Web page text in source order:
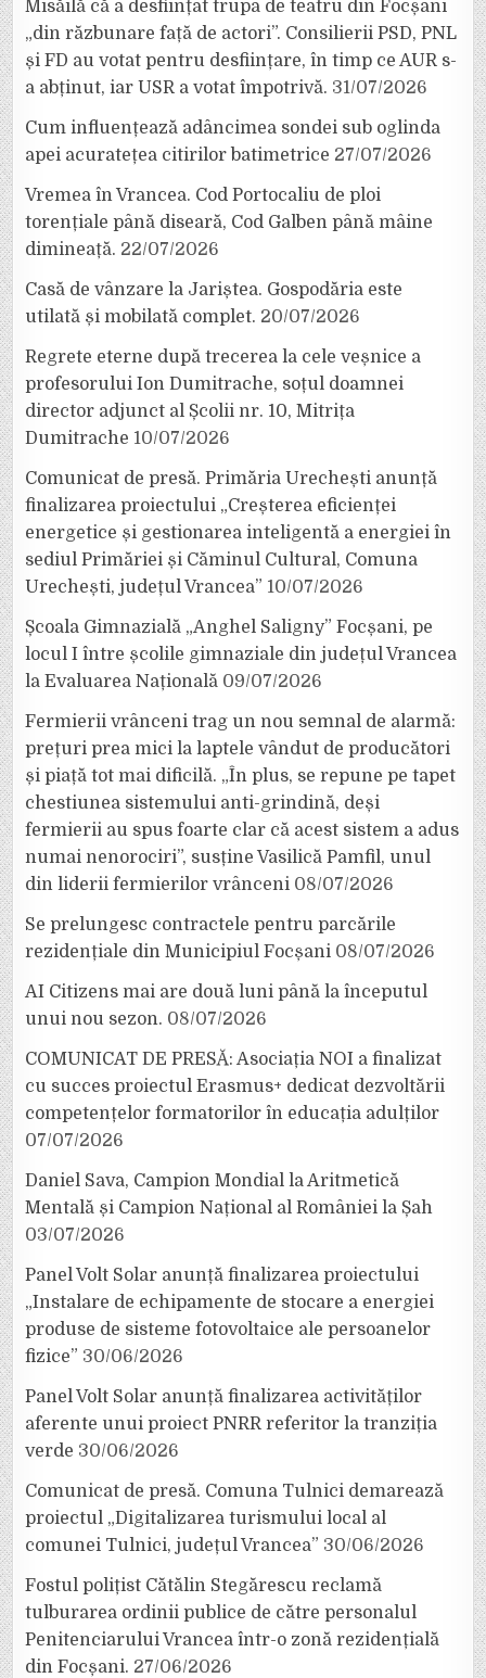
Misăilă că a desființat trupa de teatru din Focșani
„din răzbunare față de actori”. Consilierii PSD, PNL
și FD au votat pentru desființare, în timp ce AUR s-
a abținut, iar USR a votat împotrivă. 31/07/2026
Cum influențează adâncimea sondei sub oglinda
apei acuratețea citirilor batimetrice 27/07/2026
Vremea în Vrancea. Cod Portocaliu de ploi
torențiale până diseară, Cod Galben până mâine
dimineață. 22/07/2026
Casă de vânzare la Jariștea. Gospodăria este
utilată și mobilată complet. 20/07/2026
Regrete eterne după trecerea la cele veșnice a
profesorului Ion Dumitrache, soțul doamnei
director adjunct al Școlii nr. 10, Mitrița
Dumitrache 10/07/2026
Comunicat de presă. Primăria Urechești anunță
finalizarea proiectului „Creșterea eficienței
energetice și gestionarea inteligentă a energiei în
sediul Primăriei și Căminul Cultural, Comuna
Urechești, județul Vrancea” 10/07/2026
Școala Gimnazială „Anghel Saligny” Focșani, pe
locul I între școlile gimnaziale din județul Vrancea
la Evaluarea Națională 09/07/2026
Fermierii vrânceni trag un nou semnal de alarmă:
prețuri prea mici la laptele vândut de producători
și piață tot mai dificilă. „În plus, se repune pe tapet
chestiunea sistemului anti-grindină, deși
fermierii au spus foarte clar că acest sistem a adus
numai nenorociri”, susține Vasilică Pamfil, unul
din liderii fermierilor vrânceni 08/07/2026
Se prelungesc contractele pentru parcările
rezidențiale din Municipiul Focșani 08/07/2026
AI Citizens mai are două luni până la începutul
unui nou sezon. 08/07/2026
COMUNICAT DE PRESĂ: Asociația NOI a finalizat
cu succes proiectul Erasmus+ dedicat dezvoltării
competențelor formatorilor în educația adulților
07/07/2026
Daniel Sava, Campion Mondial la Aritmetică
Mentală și Campion Național al României la Șah
03/07/2026
Panel Volt Solar anunță finalizarea proiectului
„Instalare de echipamente de stocare a energiei
produse de sisteme fotovoltaice ale persoanelor
fizice” 30/06/2026
Panel Volt Solar anunță finalizarea activităților
aferente unui proiect PNRR referitor la tranziția
verde 30/06/2026
Comunicat de presă. Comuna Tulnici demarează
proiectul „Digitalizarea turismului local al
comunei Tulnici, județul Vrancea” 30/06/2026
Fostul polițist Cătălin Stegărescu reclamă
tulburarea ordinii publice de către personalul
Penitenciarului Vrancea într-o zonă rezidențială
din Focșani. 27/06/2026